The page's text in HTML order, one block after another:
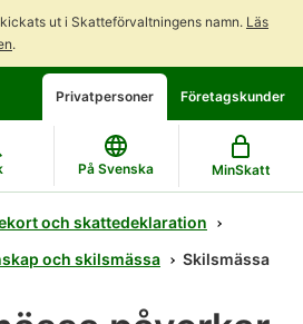
ut i Skatteförvaltningens namn. Läs
.
Gå
direkt
till
innehållet
Gå
till
hela
webbplatsens
sökning
Öppna
en
chattbot-
diskussion
Privatpersoner Företagskunder
På Svenska MinSkatt
och skattedeklaration
och skilsmässa Skilsmässa